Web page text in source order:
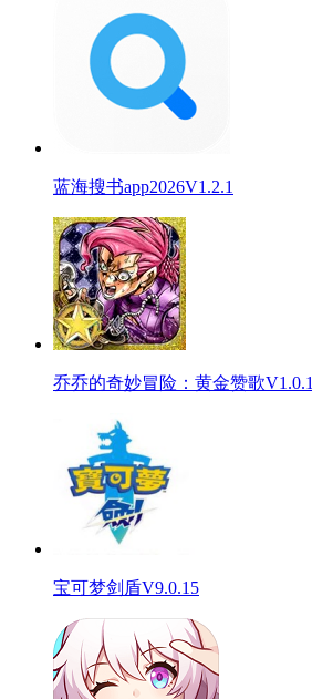
蓝海搜书app2026V1.2.1
乔乔的奇妙冒险：黄金赞歌V1.0.1
宝可梦剑盾V9.0.15